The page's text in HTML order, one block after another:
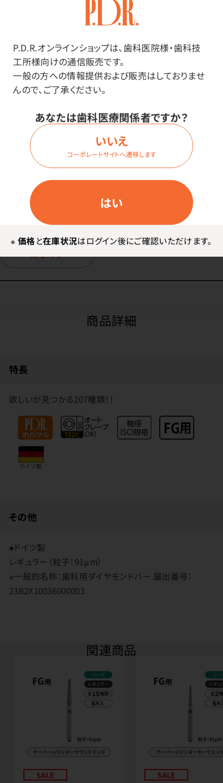
P.D.R.オンラインショップは、歯科医院様・歯科技
工所様向けの通信販売です。
一般の方への情報提供および販売はしておりませ
んので、ご了承ください。
あなたは歯科医療関係者ですか？
はい
いいえ
コーポレートサイトへ遷移します
※ 価格と在庫状況はログイン後にご確認いただけます。
価格はログイン後表示
ログイン
商品番号：35-0334
型番・内容量：
価格はログイン後表示
ログイン
商品詳細
特長
欲しいが見つかる207種類！！
その他
●ドイツ製
レギュラー（粒子：91μm）
※一般的名称：歯科用ダイヤモンドバー 届出番号：
23B2X10036000003
関連商品
SALE SALE